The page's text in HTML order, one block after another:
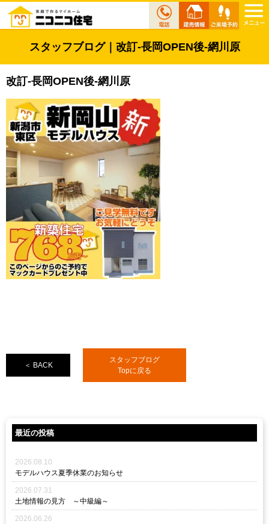
スタッフブログ｜改訂-長岡OPEN後-網川原
改訂-長岡OPEN後-網川原
＜ BACK
スタッフブログ
Topに戻る
最近の投稿
2026.08.10
モデルハウス夏季休業のお知らせ
2026.07.31
土地情報の見方 ～中級編～
2026.06.26